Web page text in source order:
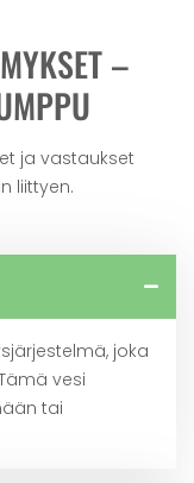
–
ja vastaukset
liittyen.
joka
vesi
tai